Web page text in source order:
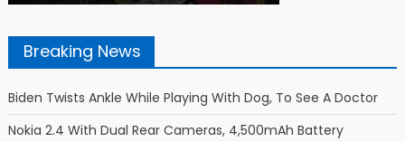
Breaking News
Biden Twists Ankle While Playing With Dog, To See A Doctor
Nokia 2.4 With Dual Rear Cameras, 4,500mAh Battery